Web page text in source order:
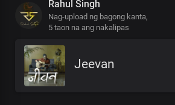
Rahul Singh
Nag-upload ng bagong kanta,
5 taon na ang nakalipas
Jeevan